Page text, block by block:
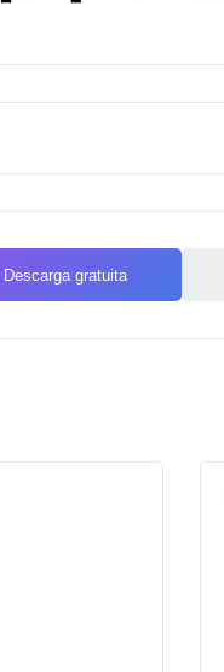
Descarga gratuita